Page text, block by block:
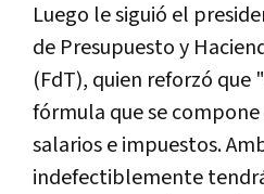
Luego le siguió el
de Presupuesto y
(FdT), quien reforzó que
fórmula que se
salarios e impuestos.
indefectiblemente